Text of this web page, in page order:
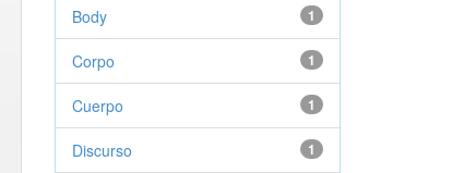
1
Body
1
Corpo
1
Cuerpo
1
Discurso